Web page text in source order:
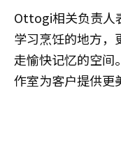
Ottogi相关负责
学习烹饪的地方，
走愉快记忆的空
作室为客户提供更